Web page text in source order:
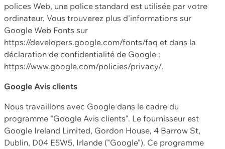
polices Web, une police standard est utilisée par votre
ordinateur. Vous trouverez plus d'informations sur
Google Web Fonts sur
https://developers.google.com/fonts/faq et dans la
déclaration de confidentialité de Google :
https://www.google.com/policies/privacy/.
Google Avis clients
Nous travaillons avec Google dans le cadre du
programme "Google Avis clients". Le fournisseur est
Google Ireland Limited, Gordon House, 4 Barrow St,
Dublin, D04 E5W5, Irlande ("Google"). Ce programme